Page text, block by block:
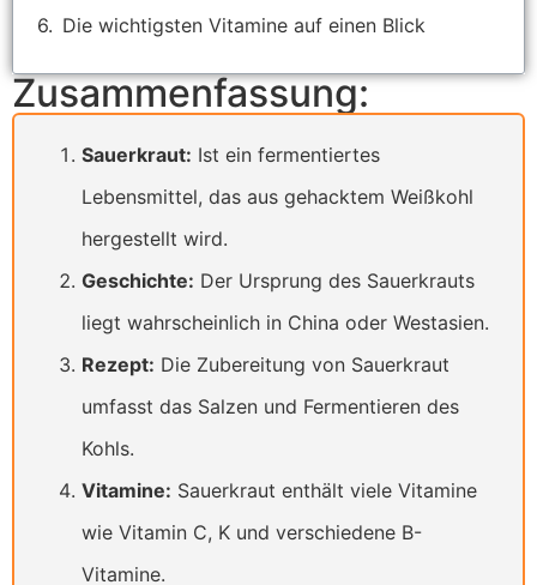
Die wichtigsten Vitamine auf einen Blick
Zusammenfassung:
Sauerkraut: Ist ein fermentiertes
Lebensmittel, das aus gehacktem Weißkohl
hergestellt wird.
Geschichte: Der Ursprung des Sauerkrauts
liegt wahrscheinlich in China oder Westasien.
Rezept: Die Zubereitung von Sauerkraut
umfasst das Salzen und Fermentieren des
Kohls.
Vitamine: Sauerkraut enthält viele Vitamine
wie Vitamin C, K und verschiedene B-
Vitamine.